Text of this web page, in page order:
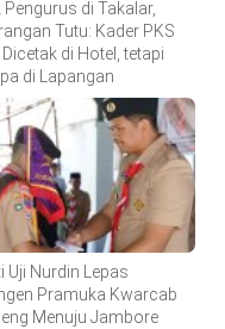
Pengurus di Takalar,
Tutu: Kader PKS
di Hotel, tetapi
di Lapangan
Uji Nurdin Lepas
Pramuka Kwarcab
Menuju Jambore